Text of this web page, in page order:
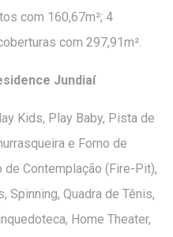
com 160,67m²; 4
com 297,91m².
Jundiaí
Kids, Play Baby, Pista de
e Forno de
Contemplação (Fire-Pit),
Spinning, Quadra de Tênis,
Home Theater,